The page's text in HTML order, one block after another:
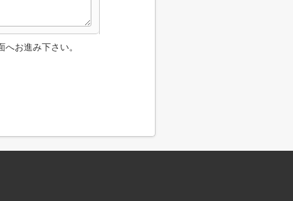
お進み下さい。